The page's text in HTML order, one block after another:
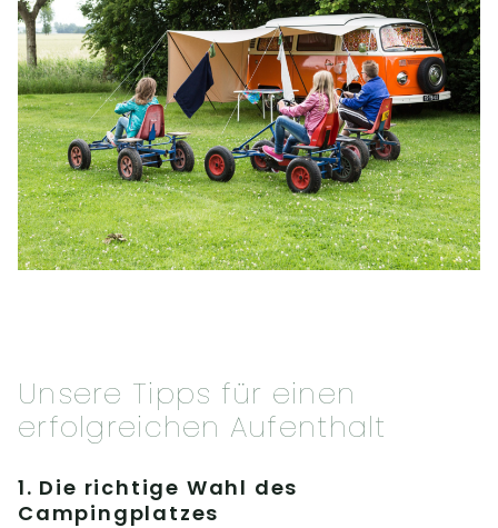
Unsere Tipps für einen
erfolgreichen Aufenthalt
1. Die richtige Wahl des
Campingplatzes